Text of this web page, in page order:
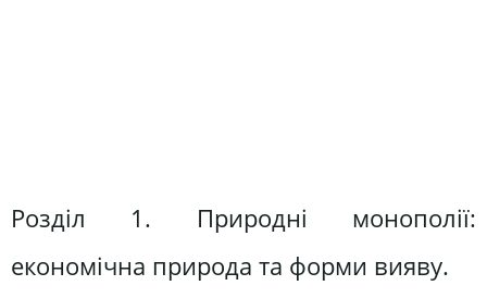
Розділ 1. Природні монополії:
економічна природа та форми вияву.